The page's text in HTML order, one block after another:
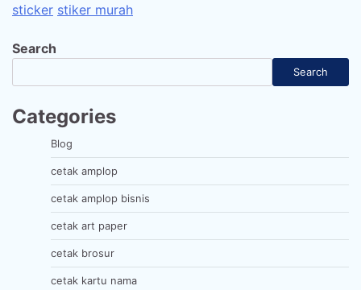
sticker stiker murah
Search
Search
Categories
Blog
cetak amplop
cetak amplop bisnis
cetak art paper
cetak brosur
cetak kartu nama